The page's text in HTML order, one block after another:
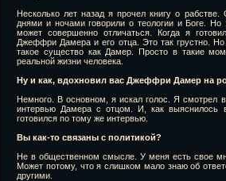
Несколько лет назад я прочел книгу о
днями и ночами говорили о теологии и Боге. Но
может совершенно отличаться. Когда я
Джеффри Дамера и его отца. Это так грустно.
такое существо как Дамер. Просто в такие
реальной жизни человека.
Ну и как, вдохновил вас Джеффри Дамер на
Немного. В основном, я искал голос. Я
интервью Дамера с отцом. И, как выяснилось
готовился по тому же интервью.
Вы как-то связаны с политикой?
Не в общественном смысле. У меня есть свое
Может потому, что я слишком мало знаю об
другими.